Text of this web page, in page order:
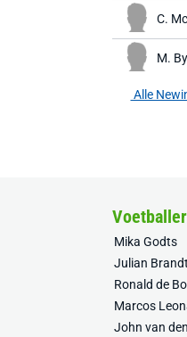
C.
M.
Alle
Mika Godts
Julian Brandt
Ronald de
Marcos
John van